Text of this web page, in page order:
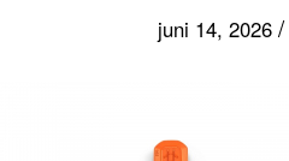
juni 14, 2026 /